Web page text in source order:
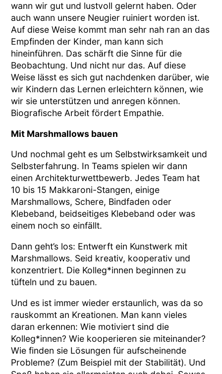
wann wir gut und lustvoll gelernt haben. Oder
auch wann unsere Neugier ruiniert worden ist.
Auf diese Weise kommt man sehr nah ran an das
Empfinden der Kinder, man kann sich
hineinführen. Das schärft die Sinne für die
Beobachtung. Und nicht nur das. Auf diese
Weise lässt es sich gut nachdenken darüber, wie
wir Kindern das Lernen erleichtern können, wie
wir sie unterstützen und anregen können.
Biografische Arbeit fördert Empathie.
Mit Marshmallows bauen
Und nochmal geht es um Selbstwirksamkeit und
Selbsterfahrung. In Teams spielen wir dann
einen Architekturwettbewerb. Jedes Team hat
10 bis 15 Makkaroni-Stangen, einige
Marshmallows, Schere, Bindfaden oder
Klebeband, beidseitiges Klebeband oder was
einem noch so einfällt.
Dann geht’s los: Entwerft ein Kunstwerk mit
Marshmallows. Seid kreativ, kooperativ und
konzentriert. Die Kolleg*innen beginnen zu
tüfteln und zu bauen.
Und es ist immer wieder erstaunlich, was da so
rauskommt an Kreationen. Man kann vieles
daran erkennen: Wie motiviert sind die
Kolleg*innen? Wie kooperieren sie miteinander?
Wie finden sie Lösungen für aufscheinende
Probleme? (Zum Beispiel mit der Stabilität). Und